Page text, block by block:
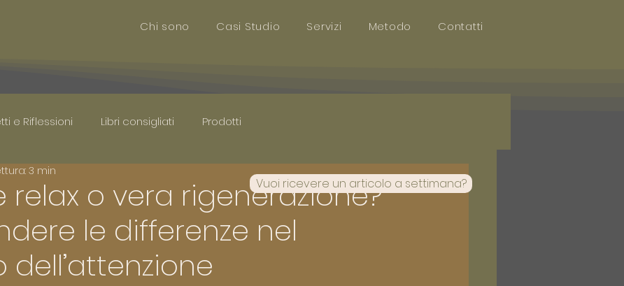
Chi sono Casi Studio Servizi Metodo Contatti
e Riflessioni Libri consigliati Prodotti
relax o vera rigenerazione?
le differenze nel
3 min
Vuoi ricevere un articolo a settimana?